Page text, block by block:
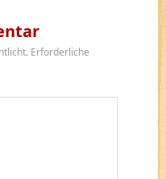
Erforderliche